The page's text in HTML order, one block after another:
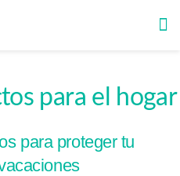
para el hogar
para proteger tu